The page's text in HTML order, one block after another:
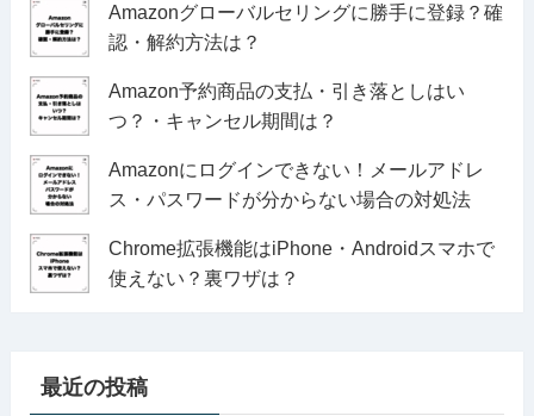
Amazonグローバルセリングに勝手に登録？確
認・解約方法は？
Amazon予約商品の支払・引き落としはい
つ？・キャンセル期間は？
Amazonにログインできない！メールアドレ
ス・パスワードが分からない場合の対処法
Chrome拡張機能はiPhone・Androidスマホで
使えない？裏ワザは？
最近の投稿